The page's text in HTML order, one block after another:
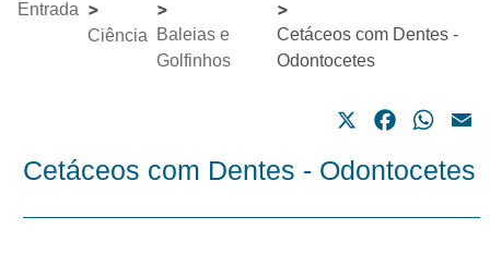
Entrada
Ciência
Baleias e
Golfinhos
Cetáceos com Dentes -
Odontocetes
X Facebook
Cetáceos com Dentes - Odontocetes